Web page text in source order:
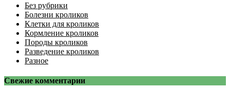
Без рубрики
Болезни кроликов
Клетки для кроликов
Кормление кроликов
Породы кроликов
Разведение кроликов
Разное
Свежие комментарии